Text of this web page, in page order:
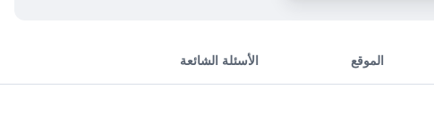
الموقع الأسئلة الشائعة